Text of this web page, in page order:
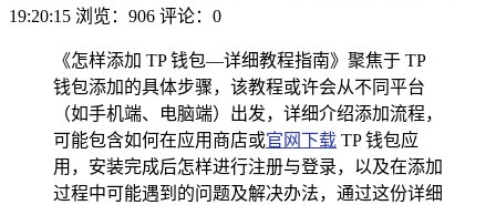
19:20:15 浏览：906 评论：0
《怎样添加 TP 钱包—详细教程指南》聚焦于 TP
钱包添加的具体步骤，该教程或许会从不同平台
（如手机端、电脑端）出发，详细介绍添加流程，
可能包含如何在应用商店或官网下载 TP 钱包应
用，安装完成后怎样进行注册与登录，以及在添加
过程中可能遇到的问题及解决办法，通过这份详细